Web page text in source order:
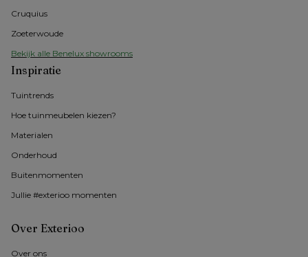
Cruquius
Zoeterwoude
Bekijk alle Benelux showrooms
Inspiratie
Tuintrends
Hoe tuinmeubelen kiezen?
Materialen
Onderhoud
Buitenmomenten
Jullie #exterioo momenten
Over Exterioo
Over ons